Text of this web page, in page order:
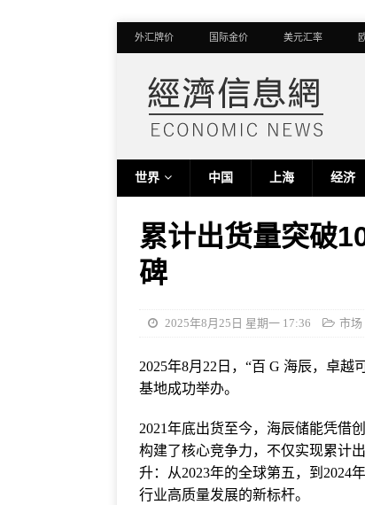
外汇牌价 国际金价 美元汇率
世界 中国 上海 经济
累计出货量突破
碑
2025年8月25日 星期一 17:36 市场
2025年8月22日，“百 G 海辰，卓
基地成功举办。
2021年底出货至今，海辰储能凭借
构建了核心竞争力，不仅实现累计
升：从2023年的全球第五，到2024
行业高质量发展的新标杆。